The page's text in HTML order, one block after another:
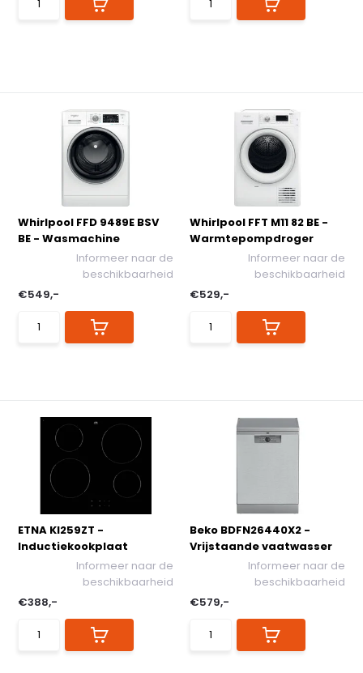
Whirlpool FFD 9489E BSV
BE - Wasmachine
Informeer naar de
beschikbaarheid
€549,-
Whirlpool FFT M11 82 BE -
Warmtepompdroger
Informeer naar de
beschikbaarheid
€529,-
ETNA KI259ZT -
Inductiekookplaat
Informeer naar de
beschikbaarheid
€388,-
Beko BDFN26440X2 -
Vrijstaande vaatwasser
Informeer naar de
beschikbaarheid
€579,-